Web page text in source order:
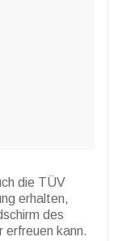
die TÜV
erhalten,
des
erfreuen kann.